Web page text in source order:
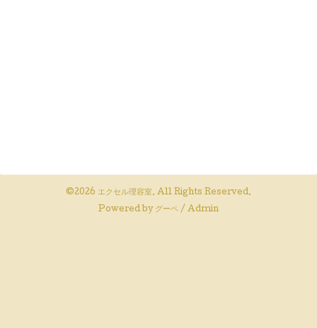
©2026 エクセル理容室. All Rights Reserved.
Powered by グーペ / Admin